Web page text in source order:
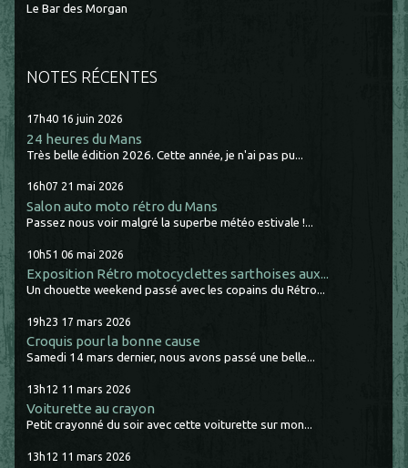
Le Bar des Morgan
NOTES RÉCENTES
17h40 16 juin 2026
24 heures du Mans
Très belle édition 2026. Cette année, je n'ai pas pu...
16h07 21 mai 2026
Salon auto moto rétro du Mans
Passez nous voir malgré la superbe météo estivale !...
10h51 06 mai 2026
Exposition Rétro motocyclettes sarthoises aux...
Un chouette weekend passé avec les copains du Rétro...
19h23 17 mars 2026
Croquis pour la bonne cause
Samedi 14 mars dernier, nous avons passé une belle...
13h12 11 mars 2026
Voiturette au crayon
Petit crayonné du soir avec cette voiturette sur mon...
13h12 11 mars 2026